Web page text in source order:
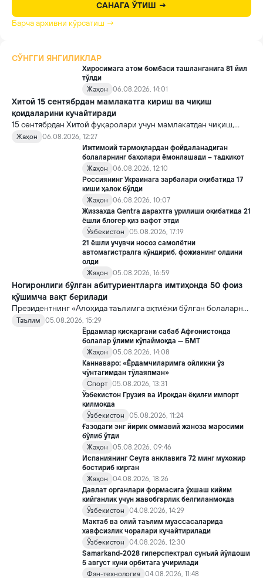
САНАГА ЎТИШ →
Барча архивни кўрсатиш →
СЎНГГИ ЯНГИЛИКЛАР
Хиросимага атом бомбаси ташланганига 81 йил
тўлди
Жаҳон
06.08.2026, 14:01
Хитой 15 сентябрдан мамлакатга кириш ва чиқиш
қоидаларини кучайтиради
15 сентябрдан Хитой фуқаролари учун мамлакатдан чиқиш,
хорижликлар учун эса Хитойга кириш тартиби бўйича янги
қоидалар кучга киради.
Жаҳон
06.08.2026, 12:27
Ижтимоий тармоқлардан фойдаланадиган
болаларнинг баҳолари ёмонлашади – тадқиқот
Жаҳон
06.08.2026, 12:10
Россиянинг Украинага зарбалари оқибатида 17
киши ҳалок бўлди
Жаҳон
06.08.2026, 10:07
Жиззахда Gentra дарахтга урилиши оқибатида 21
ёшли блогер қиз вафот этди
Ўзбекистон
05.08.2026, 17:19
21 ёшли учувчи носоз самолётни
автомагистралга қўндириб, фожианинг олдини
олди
Жаҳон
05.08.2026, 16:59
Ногиронлиги бўлган абитуриентларга имтиҳонда 50 фоиз
қўшимча вақт берилади
Президентнинг «Алоҳида таълимга эҳтиёжи бўлган болаларни
таълим ва ижтимоий хизматлар билан қамраб олиш тизимини
такомиллаштириш бўйича қўшимча чора-тадбирлар
тўғрисида»ги қарори билан инклюзив таълим соҳасида қатор
янги механизмлар жорий этилади.
Таълим
05.08.2026, 15:29
Ёрдамлар қисқаргани сабаб Афғонистонда
болалар ўлими кўпаймоқда — БМТ
Жаҳон
05.08.2026, 14:08
Каннаваро: «Ёрдамчиларимга ойликни ўз
чўнтагимдан тўлаяпман»
Спорт 05.08.2026, 13:31
Ўзбекистон Грузия ва Ироқдан ёқилғи импорт
қилмоқда
Ўзбекистон
05.08.2026, 11:24
Ғазодаги энг йирик оммавий жаноза маросими
бўлиб ўтди
Жаҳон
05.08.2026, 09:46
Испаниянинг Сеута анклавига 72 минг муҳожир
бостириб кирган
Жаҳон
04.08.2026, 18:26
Давлат органлари формасига ўхшаш кийим
кийганлик учун жавобгарлик белгиланмоқда
Ўзбекистон
04.08.2026, 14:29
Мактаб ва олий таълим муассасаларида
хавфсизлик чоралари кучайтирилади
Ўзбекистон
04.08.2026, 12:30
Samarkand-2028 гиперспектрал сунъий йўлдоши
5 август куни орбитага учирилади
Фан-технология 04.08.2026, 11:48